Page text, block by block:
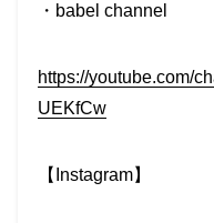
・babel channel
https://youtube.com/
UEKfCw
【Instagram】